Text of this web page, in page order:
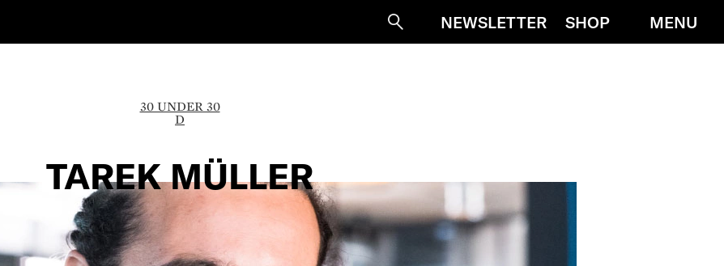
SucheNEWSLETTER SHOP MENU
30 UNDER 30
D
TAREK MÜLLER